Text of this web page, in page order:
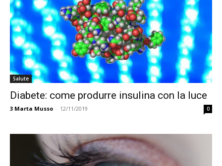
Salute
Diabete: come produrre insulina con la luce
3 Marta Musso - 12/11/2019 0